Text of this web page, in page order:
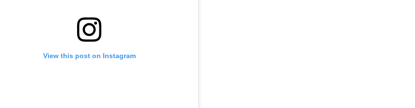
View this post on Instagram